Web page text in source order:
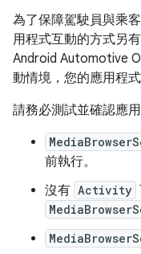
為了保障駕駛員與乘
用程式互動的方式另
Android Automotive
動情境，您的應用程
請務必測試並確認應
前執行。
沒有 Activity